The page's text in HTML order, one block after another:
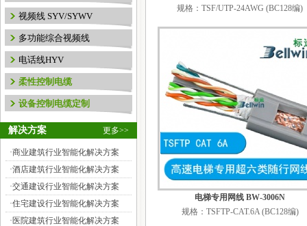
视频线 SYV/SYWV
多功能综合视频线
电话线HYV
柔性控制电缆
设备控制电缆定制
更多>>
解决方案
·商业建筑行业智能化解决方案
·酒店建筑行业智能化解决方案
·交通建设行业智能化解决方案
·住宅建设行业智能化解决方案
· 医院建筑行业智能化解决方案
规格：TSF/UTP-24AWG (BC128编)
电梯专用网线 BW-3006N
规格：TSFTP-CAT.6A (BC128编)